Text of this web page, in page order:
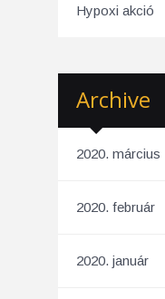
Hypoxi akció
Archive
2020. március
2020. február
2020. január